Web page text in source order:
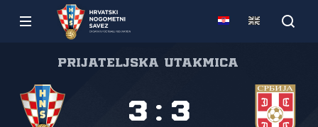
Prijateljska utakmica
3 : 3